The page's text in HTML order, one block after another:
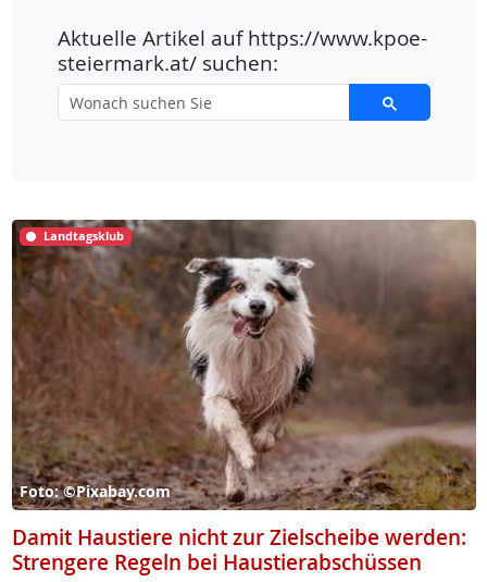
Aktuelle Artikel auf https://www.kpoe-
steiermark.at/ suchen:
Landtagsklub
Foto: ©Pixabay.com
Damit Haustiere nicht zur Zielscheibe werden:
Strengere Regeln bei Haustierabschüssen